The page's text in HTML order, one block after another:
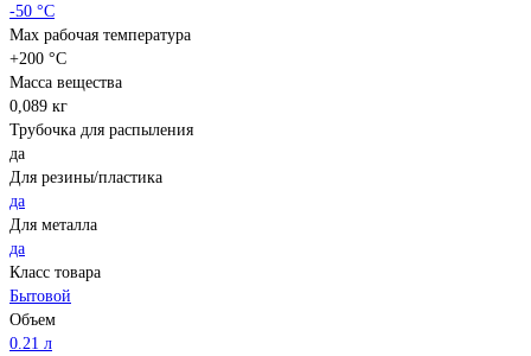
-50 °С
Max рабочая температура
+200 °С
Масса вещества
0,089 кг
Трубочка для распыления
да
Для резины/пластика
да
Для металла
да
Класс товара
Бытовой
Объем
0.21 л